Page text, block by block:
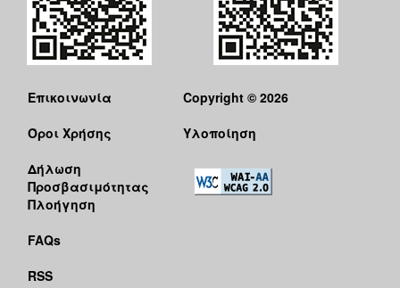
Επικοινωνία
Όροι Χρήσης
Δήλωση
Προσβασιμότητας
Πλοήγηση
FAQs
RSS
Copyright © 2026
Υλοποίηση